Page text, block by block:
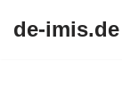
de-imis.de